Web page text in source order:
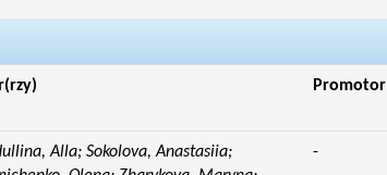
Promotor
Alla; Sokolova, Anastasiia;
-